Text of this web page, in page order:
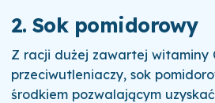
2. Sok pomidorowy
Z racji dużej zawartej witaminy
przeciwutleniaczy, sok
środkiem pozwalającym